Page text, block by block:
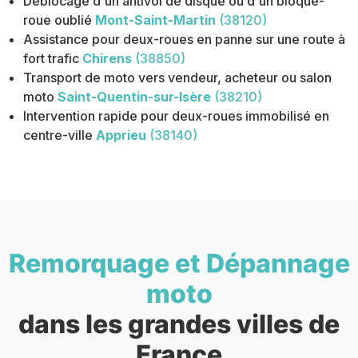
roue oublié Mont-Saint-Martin (38120)
Assistance pour deux-roues en panne sur une route à
fort trafic Chirens (38850)
Transport de moto vers vendeur, acheteur ou salon
moto Saint-Quentin-sur-Isère (38210)
Intervention rapide pour deux-roues immobilisé en
centre-ville Apprieu (38140)
Remorquage et Dépannage
moto
dans les grandes villes de